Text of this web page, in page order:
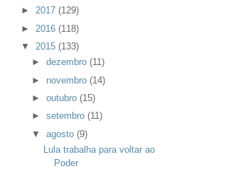
► 2017 (129)
► 2016 (118)
▼ 2015 (133)
►dezembro(11)
► novembro(14)
►outubro(15)
►setembro(11)
▼agosto(9)
Lula trabalha para voltar ao
Poder